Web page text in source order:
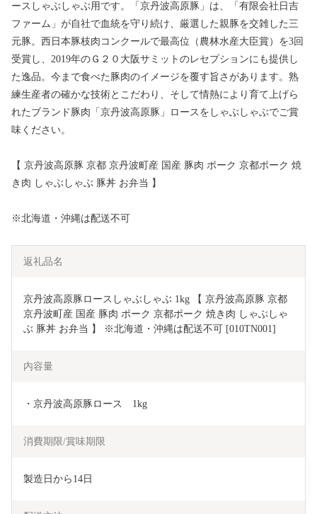
ースしゃぶしゃぶ用です。「京丹波高原豚」は、「有限会社日吉
ファーム」が自社で血統を守り続け、厳選した親豚を交雑した三
元豚。西日本豚枝肉コンクールで最高位（農林水産大臣賞）を3回
受賞し、2019年のＧ２０大阪サミットのレセプションにも提供し
た逸品。今まで食べた豚肉のイメージを覆す旨さがあります。熟
練生産者の確かな技術とこだわり、そして情熱により育て上げら
れたブランド豚肉「京丹波高原豚」ロースをしゃぶしゃぶでご賞
味ください。
【 京丹波高原豚 京都 京丹波町産 国産 豚肉 ポーク 京都ポーク 焼
き肉 しゃぶしゃぶ 豚丼 お弁当 】
※北海道・沖縄は配送不可
返礼品名
京丹波高原豚ロースしゃぶしゃぶ 1kg 【 京丹波高原豚 京都
京丹波町産 国産 豚肉 ポーク 京都ポーク 焼き肉 しゃぶしゃ
ぶ 豚丼 お弁当 】 ※北海道・沖縄は配送不可 [010TN001]
内容量
・京丹波高原豚ロース　1kg
消費期限/賞味期限
製造日から14日